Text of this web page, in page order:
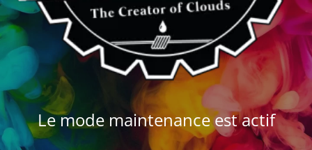
Le mode maintenance est actif